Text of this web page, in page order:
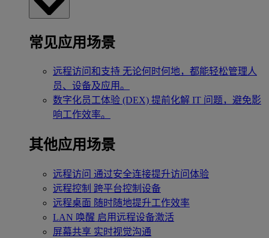
常见应用场景
远程访问和支持 无论何时何地，都能轻松管理人
员、设备及应用。
数字化员工体验 (DEX) 提前化解 IT 问题，避免影
响工作效率。
其他应用场景
远程访问 通过安全连接提升访问体验
远程控制 跨平台控制设备
远程桌面 随时随地提升工作效率
LAN 唤醒 启用远程设备激活
屏幕共享 实时视觉沟通